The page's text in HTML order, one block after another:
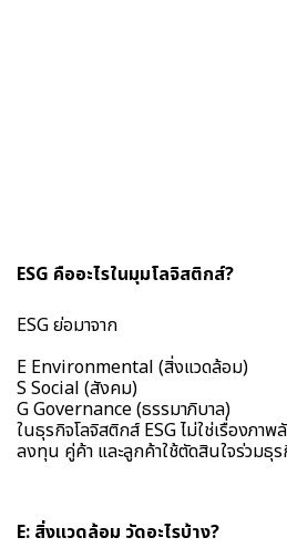
ESG คืออะไรในมุมโลจิสติกส์?
ESG ย่อมาจาก
E Environmental (สิ่งแวดล้อม)
S Social (สังคม)
G Governance (ธรรมาภิบาล)
ในธุรกิจโลจิสติกส์ ESG ไม่ใช่เรื่องภ
ลงทุน คู่ค้า และลูกค้าใช้ตัดสินใจร่วมธุ
E: สิ่งแวดล้อม วัดอะไรบ้าง?